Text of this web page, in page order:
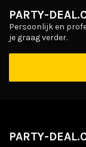
PARTY-
Persoonlijk en
je graag verder.
PARTY-